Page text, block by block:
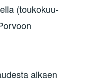
(toukokuu-
alkaen